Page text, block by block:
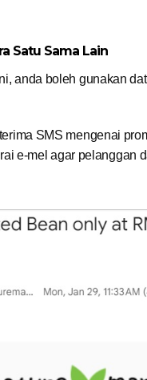
Satu Sama Lain
anda boleh gunakan
SMS mengenai
e-mel agar pelanggan